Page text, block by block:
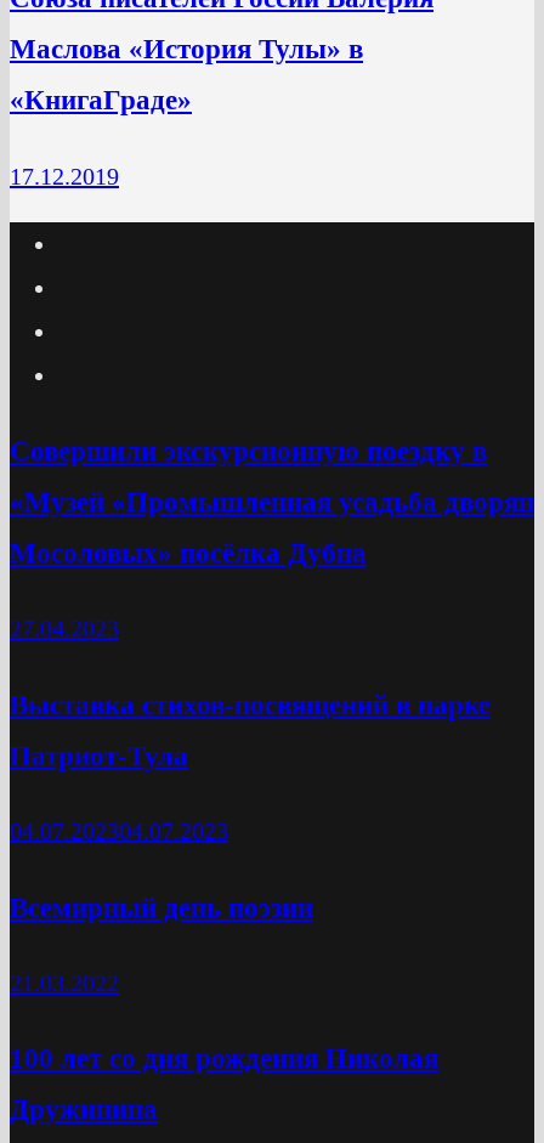
Маслова «История Тулы» в
«КнигаГраде»
17.12.2019
Cовершили экскурсионную поездку в
«Музей «Промышленная усадьба дворян
Мосоловых» посёлка Дубна
27.04.2023
Выставка стихов-посвящений в парке
Патриот-Тула
04.07.202304.07.2023
Всемирный день поэзии
21.03.2022
100 лет со дня рождения Николая
Дружинина